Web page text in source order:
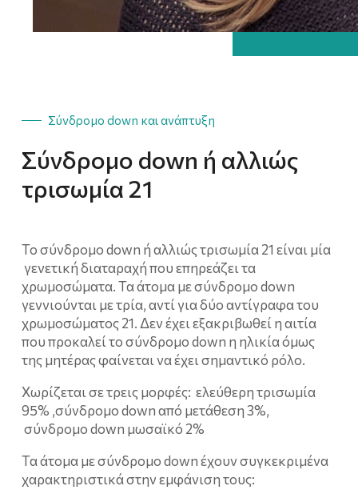
Σύνδρομο down και ανάπτυξη
Σύνδρομο down ή αλλιώς
τρισωμία 21
Το σύνδρομο down ή αλλιώς τρισωμία 21 είναι μία
γενετική διαταραχή που επηρεάζει τα
χρωμοσώματα. Τα άτομα με σύνδρομο down
γεννιούνται με τρία, αντί για δύο αντίγραφα του
χρωμοσώματος 21. Δεν έχει εξακριβωθεί η αιτία
που προκαλεί το σύνδρομο down η ηλικία όμως
της μητέρας φαίνεται να έχει σημαντικό ρόλο.
Χωρίζεται σε τρεις μορφές: ελεύθερη τρισωμία
95% ,σύνδρομο down από μετάθεση 3%,
σύνδρομο down μωσαϊκό 2%
Τα άτομα με σύνδρομο down έχουν συγκεκριμένα
χαρακτηριστικά στην εμφάνιση τους: